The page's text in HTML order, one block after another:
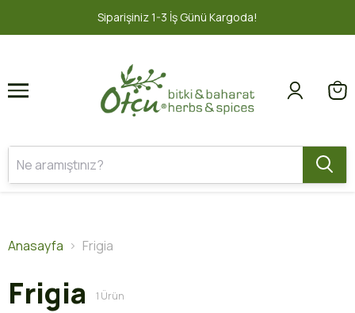
Siparişiniz 1-3 İş Günü Kargoda!
1 2
Anasayfa Frigia
Frigia 1 Ürün